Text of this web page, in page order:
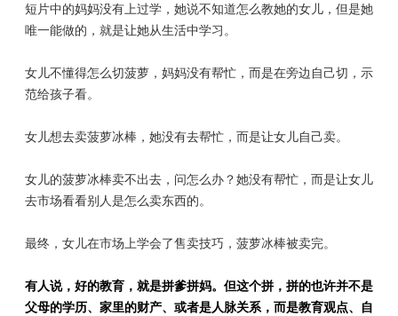
短片中的妈妈没有上过学，她说不知道怎么教她的女儿，但是她
唯一能做的，就是让她从生活中学习。
女儿不懂得怎么切菠萝，妈妈没有帮忙，而是在旁边自己切，示
范给孩子看。
女儿想去卖菠萝冰棒，她没有去帮忙，而是让女儿自己卖。
女儿的菠萝冰棒卖不出去，问怎么办？她没有帮忙，而是让女儿
去市场看看别人是怎么卖东西的。
最终，女儿在市场上学会了售卖技巧，菠萝冰棒被卖完。
有人说，好的教育，就是拼爹拼妈。但这个拼，拼的也许并不是
父母的学历、家里的财产、或者是人脉关系，而是教育观点、自